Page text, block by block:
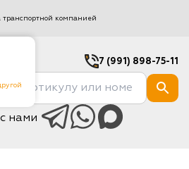
транспортной компанией
7 (991) 898-75-11
нами